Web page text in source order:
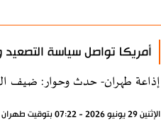
أمريكا تواصل سياسة التصعيد
إذاعة طهران- حدث وحوار: ضيف
الإثنين 29 يونيو 2026 - 07:22 بتوقيت طهران